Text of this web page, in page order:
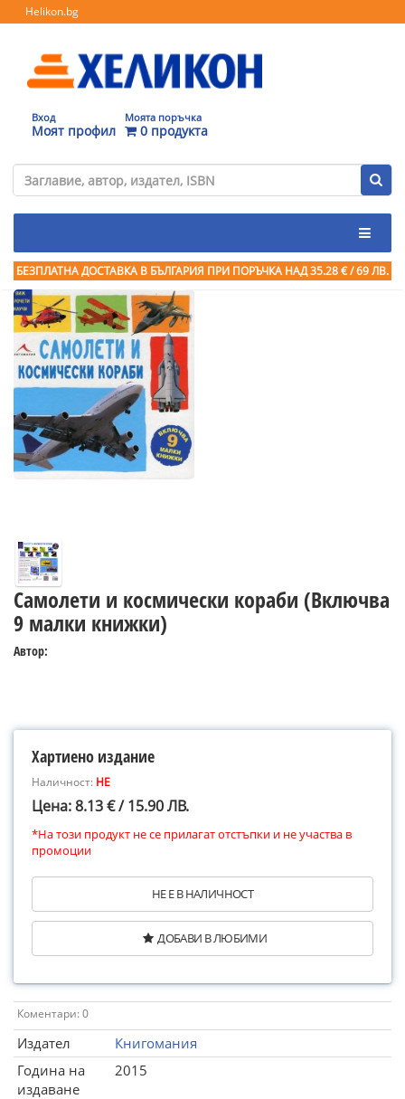
Helikon.bg
Вход
Моят профил
Моята поръчка
0 продукта
БЕЗПЛАТНА ДОСТАВКА В БЪЛГАРИЯ ПРИ ПОРЪЧКА НАД 35.28 € / 69 ЛВ.
Самолети и космически кораби (Включва
9 малки книжки)
Автор:
Хартиено издание
Наличност: НЕ
Цена: 8.13 € / 15.90 ЛВ.
*На този продукт не се прилагат отстъпки и не участва в
промоции
НЕ Е В НАЛИЧНОСТ
ДОБАВИ В ЛЮБИМИ
Коментари: 0
Издател
Книгомания
Година на
издаване
2015